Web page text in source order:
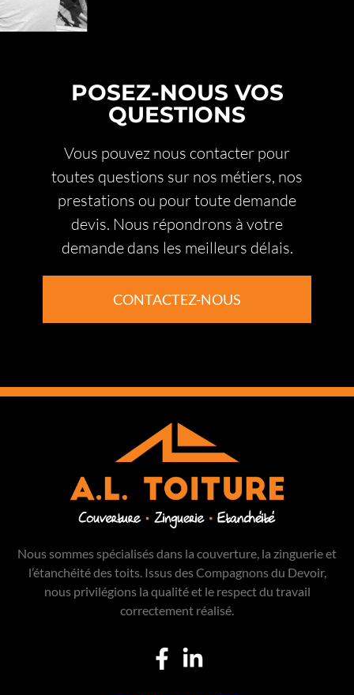
POSEZ-NOUS VOS
QUESTIONS
Vous pouvez nous contacter pour
toutes questions sur nos métiers, nos
prestations ou pour toute demande
devis. Nous répondrons à votre
demande dans les meilleurs délais.
CONTACTEZ-NOUS
Nous sommes spécialisés dans la couverture, la zinguerie et
l’étanchéité des toits. Issus des Compagnons du Devoir,
nous privilégions la qualité et le respect du travail
correctement réalisé.